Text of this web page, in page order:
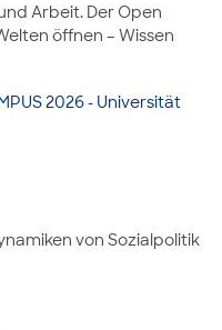
Arbeit. Der Open
öffnen – Wissen
2026 - Universität
von Sozialpolitik